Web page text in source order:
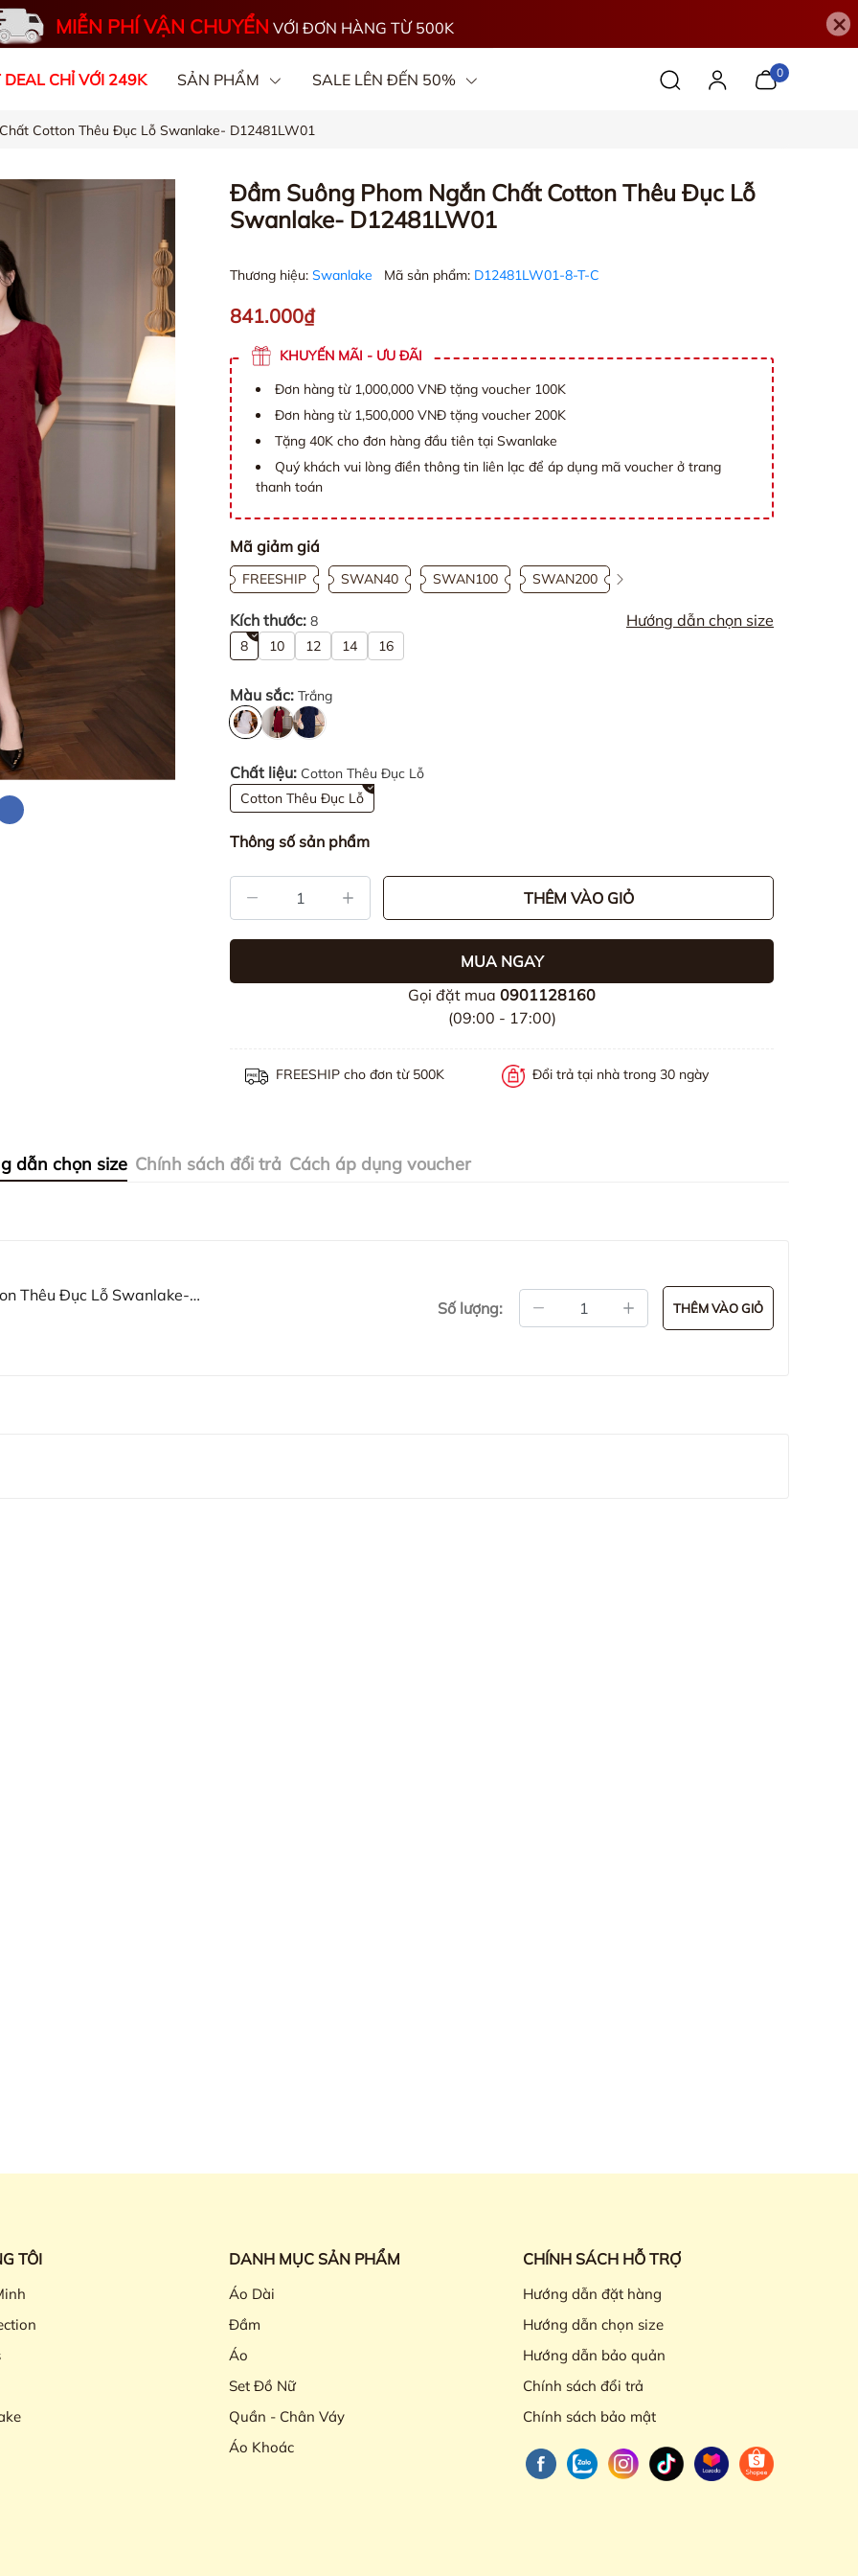
MIỄN PHÍ VẬN CHUYỂN VỚI ĐƠN HÀNG TỪ 500K ×
DEAL CHỈ VỚI 249K SẢN PHẨM SALE LÊN ĐẾN 50%
CHẤT VẢI
0
Cotton Thêu Đục Lỗ Swanlake- D12481LW01
Đầm Suông Phom Ngắn Chất Cotton Thêu Đục Lỗ
Swanlake- D12481LW01
Thương hiệu: Swanlake Mã sản phẩm: D12481LW01-8-T-C
841.000₫
KHUYẾN MÃI - ƯU ĐÃI
Đơn hàng từ 1,000,000 VNĐ tặng voucher 100K
Đơn hàng từ 1,500,000 VNĐ tặng voucher 200K
Tặng 40K cho đơn hàng đầu tiên tại Swanlake
Quý khách vui lòng điền thông tin liên lạc để áp dụng mã voucher ở trang
thanh toán
Mã giảm giá
FREESHIP SWAN40 SWAN100 SWAN200
Kích thước: 8 Hướng dẫn chọn size
8 10 12 14 16
Màu sắc: Trắng
Chất liệu: Cotton Thêu Đục Lỗ
Cotton Thêu Đục Lỗ
Thông số sản phẩm
THÊM VÀO GIỎ
MUA NGAY
Gọi đặt mua 0901128160
(09:00 - 17:00)
FREESHIP cho đơn từ 500K Đổi trả tại nhà trong 30 ngày
dẫn chọn size Chính sách đổi trả Cách áp dụng voucher
Thêu Đục Lỗ Swanlake-
Số lượng: THÊM VÀO GIỎ
TÔI DANH MỤC SẢN PHẨM
Áo Dài
Đầm
Áo
Set Đồ Nữ
Quần - Chân Váy
Áo Khoác
CHÍNH SÁCH HỖ TRỢ
Hướng dẫn đặt hàng
Hướng dẫn chọn size
Hướng dẫn bảo quản
Chính sách đổi trả
Chính sách bảo mật